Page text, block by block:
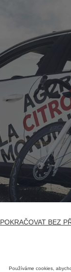
POKRAČOVAT BEZ
Používáme cookies,